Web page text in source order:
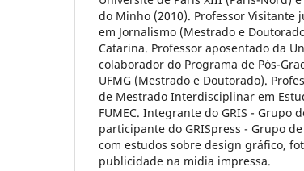
do Minho (2010). Professor Visitante
em Jornalismo (Mestrado e
Catarina. Professor aposentado da
colaborador do Programa de Pós-
UFMG (Mestrado e Doutorado).
de Mestrado Interdisciplinar em
FUMEC. Integrante do GRIS - Grupo
participante do GRISpress - Grupo
com estudos sobre design gráfico,
publicidade na midia impressa.